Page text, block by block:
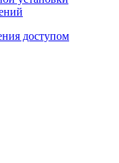
доступом